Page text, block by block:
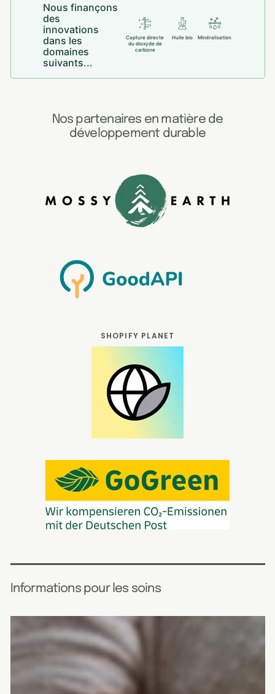
Nous finançons
des
innovations
dans les
domaines
suivants...
Capture directe
du dioxyde de
carbone
Huile bio Minéralisation
Nos partenaires en matière de
développement durable
SHOPIFY PLANET
Informations pour les soins